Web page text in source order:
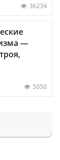
36234
—
5050